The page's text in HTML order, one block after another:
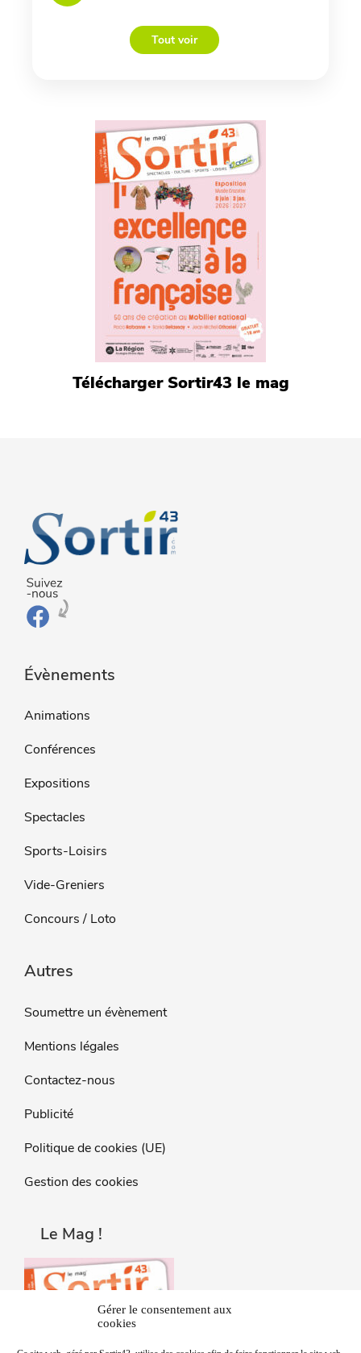
Gérer le consentement aux
cookies
Tout voir
Télécharger Sortir43 le mag
Évènements
Animations
Conférences
Expositions
Spectacles
Sports-Loisirs
Vide-Greniers
Concours / Loto
Autres
Soumettre un évènement
Mentions légales
Contactez-nous
Publicité
Politique de cookies (UE)
Gestion des cookies
Le Mag !